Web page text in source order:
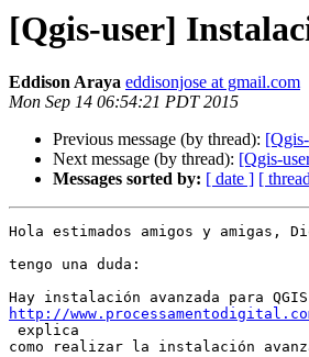
[Qgis-user]
Eddison Araya eddisonjose at gmail.com
Mon Sep 14 06:54:21 PDT 2015
Previous message (by thread):
Next message (by thread): [Qgis-
Messages sorted by: [ date ] [
Hola estimados amigos y amigas,
tengo una duda:
http://
como realizar la instalación